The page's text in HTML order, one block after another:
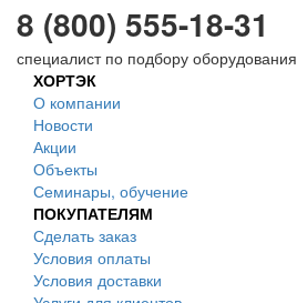
8 (800) 555-18-31
специалист по подбору оборудования
ХОРТЭК
О компании
Новости
Акции
Объекты
Семинары, обучение
ПОКУПАТЕЛЯМ
Сделать заказ
Условия оплаты
Условия доставки